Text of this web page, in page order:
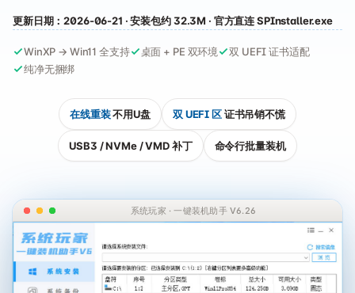
更新日期：2026-06-21 · 安装包约 32.3M · 官方直连 SPInstaller.exe
WinXP → Win11 全支持 桌面 + PE 双环境
双 UEFI 证书适配
纯净无捆绑
在线重装不用U盘 双 UEFI 区证书吊销不慌
USB3 / NVMe / VMD 补丁 命令行批量装机